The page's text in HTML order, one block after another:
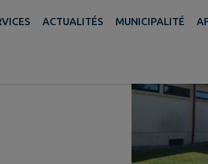
Pied de page
ACTUALITÉS MUNICIPALITÉ